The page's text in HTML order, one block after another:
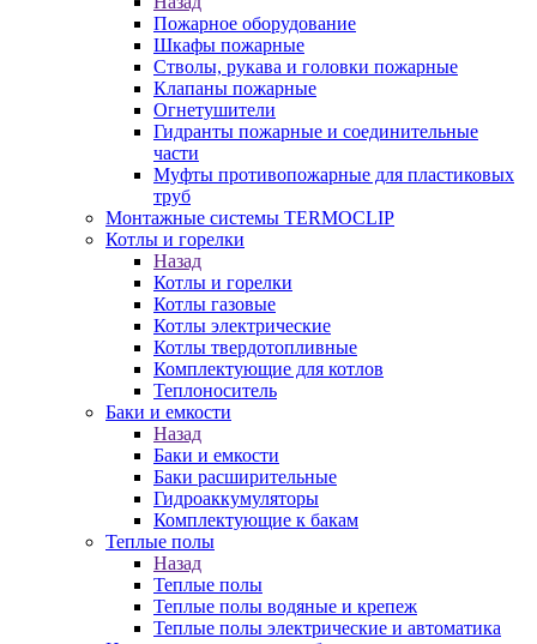
Пожарное оборудование
Шкафы пожарные
Стволы, рукава и головки пожарные
Клапаны пожарные
Огнетушители
Гидранты пожарные и соединительные
части
Муфты противопожарные для пластиковых
труб
Монтажные системы TERMOCLIP
Котлы и горелки
Назад
Котлы и горелки
Котлы газовые
Котлы электрические
Котлы твердотопливные
Комплектующие для котлов
Теплоноситель
Баки и емкости
Назад
Баки и емкости
Баки расширительные
Гидроаккумуляторы
Комплектующие к бакам
Теплые полы
Назад
Теплые полы
Теплые полы водяные и крепеж
Теплые полы электрические и автоматика